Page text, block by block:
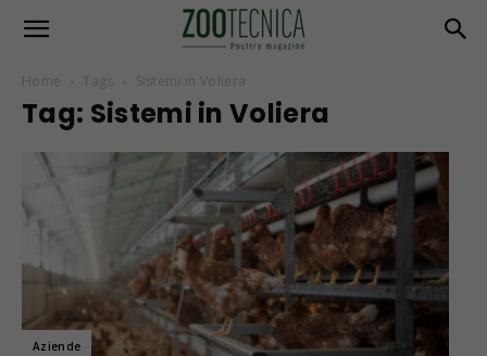
Home Tags Sistemi in Voliera
Tag: Sistemi in Voliera
Aziende